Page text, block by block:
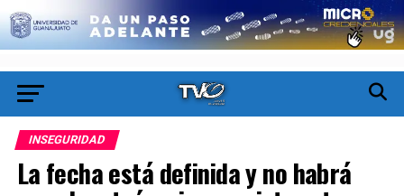
INSEGURIDAD
La fecha está definida y no habrá